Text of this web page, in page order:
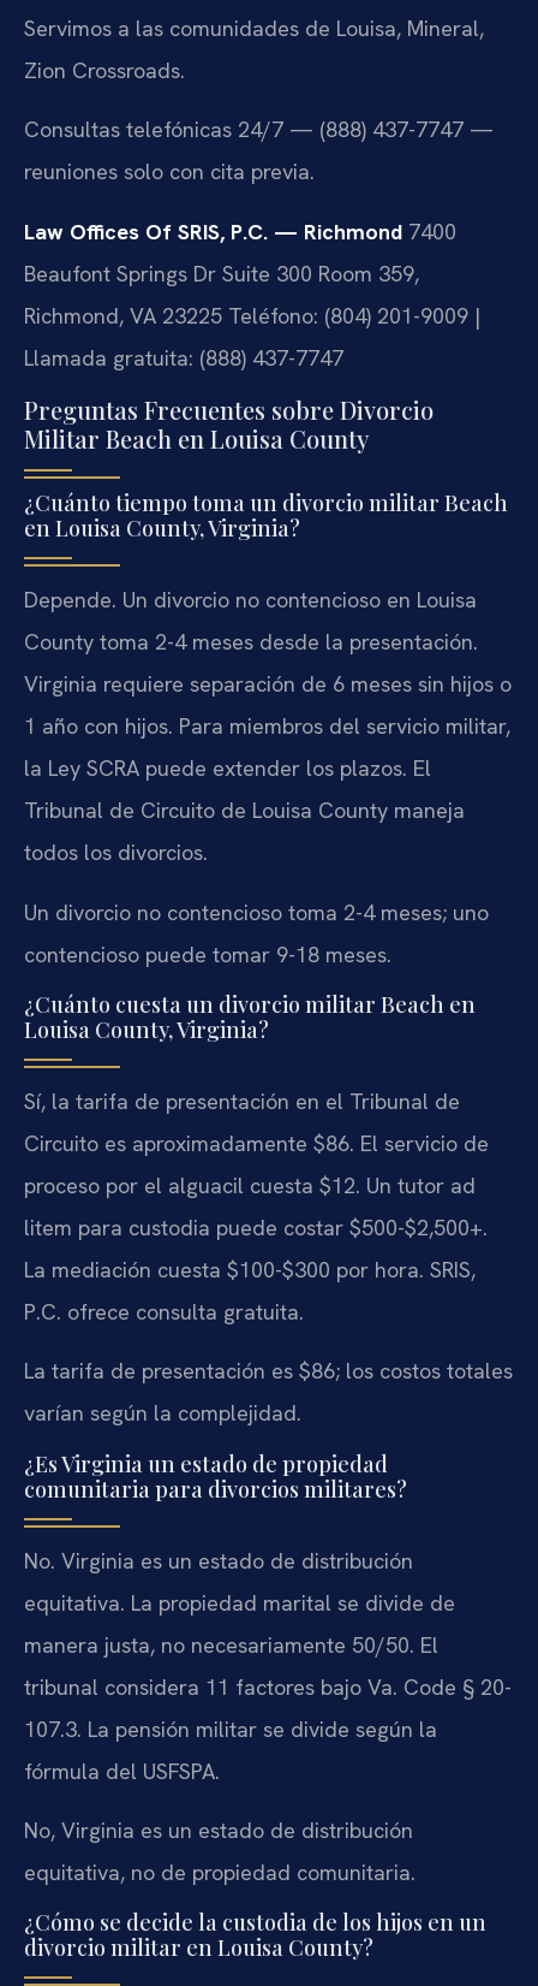
Servimos a las comunidades de Louisa, Mineral,
Zion Crossroads.
Consultas telefónicas 24/7 — (888) 437-7747 —
reuniones solo con cita previa.
Law Offices Of SRIS, P.C. — Richmond 7400
Beaufont Springs Dr Suite 300 Room 359,
Richmond, VA 23225 Teléfono: (804) 201-9009 |
Llamada gratuita: (888) 437-7747
Preguntas Frecuentes sobre Divorcio
Militar Beach en Louisa County
¿Cuánto tiempo toma un divorcio militar Beach
en Louisa County, Virginia?
Depende. Un divorcio no contencioso en Louisa
County toma 2-4 meses desde la presentación.
Virginia requiere separación de 6 meses sin hijos o
1 año con hijos. Para miembros del servicio militar,
la Ley SCRA puede extender los plazos. El
Tribunal de Circuito de Louisa County maneja
todos los divorcios.
Un divorcio no contencioso toma 2-4 meses; uno
contencioso puede tomar 9-18 meses.
¿Cuánto cuesta un divorcio militar Beach en
Louisa County, Virginia?
Sí, la tarifa de presentación en el Tribunal de
Circuito es aproximadamente $86. El servicio de
proceso por el alguacil cuesta $12. Un tutor ad
litem para custodia puede costar $500-$2,500+.
La mediación cuesta $100-$300 por hora. SRIS,
P.C. ofrece consulta gratuita.
La tarifa de presentación es $86; los costos totales
varían según la complejidad.
¿Es Virginia un estado de propiedad
comunitaria para divorcios militares?
No. Virginia es un estado de distribución
equitativa. La propiedad marital se divide de
manera justa, no necesariamente 50/50. El
tribunal considera 11 factores bajo Va. Code § 20-
107.3. La pensión militar se divide según la
fórmula del USFSPA.
No, Virginia es un estado de distribución
equitativa, no de propiedad comunitaria.
¿Cómo se decide la custodia de los hijos en un
divorcio militar en Louisa County?